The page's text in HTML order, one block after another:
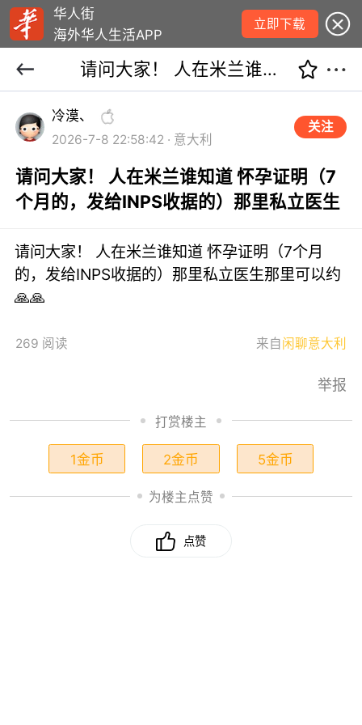
华人街
海外华人生活APP
立即下载
请问大家！ 人在米兰谁知道 怀孕证明（7个月的，发给INPS收据的）那里私立医生
冷漠、
2026-7-8 22:58:42 · 意大利
关注
请问大家！ 人在米兰谁知道 怀孕证明（7
个月的，发给INPS收据的）那里私立医生
请问大家！ 人在米兰谁知道 怀孕证明（7个月
的，发给INPS收据的）那里私立医生那里可以约
🙏🙏
269 阅读 来自 闲聊意大利
举报
打赏楼主
1金币 2金币 5金币
为楼主点赞
点赞